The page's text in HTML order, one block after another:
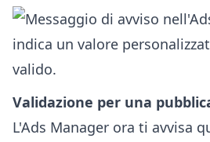
Validazione per una
L'Ads Manager ora ti avvisa